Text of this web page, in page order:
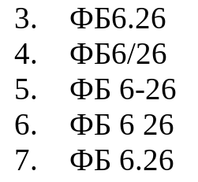
3. ФБ6.26
4. ФБ6/26
5. ФБ 6-26
6. ФБ 6 26
7. ФБ 6.26